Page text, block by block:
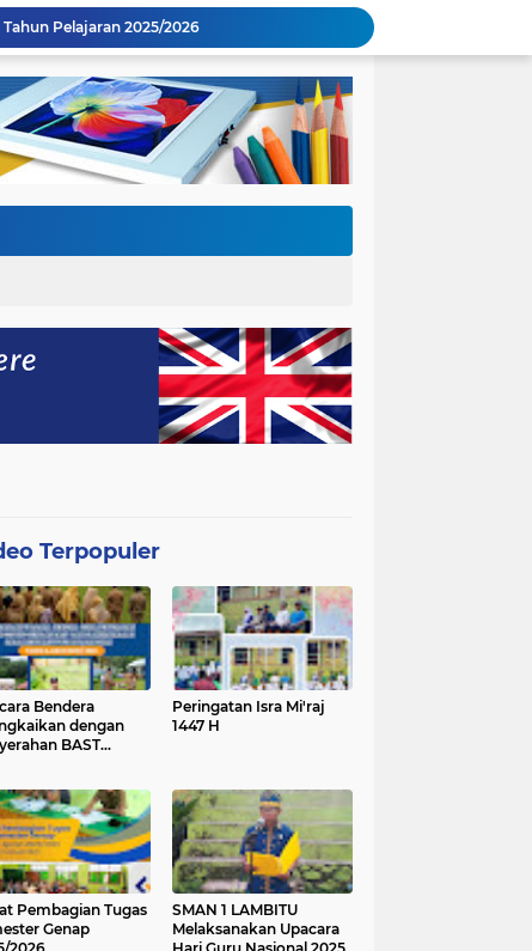
dengan Penyerahan BAST Gedung Baru.
H
Genap 2025/2026
Upacara Hari Guru Nasional 2025
RI Bapak Presiden Prabowo Subianto
Terpopuler
Bendera
dengan
BAST
Peringatan Isra Mi'raj
1447 H
Pembagian Tugas
Genap
SMAN 1 LAMBITU
Melaksanakan Upacara